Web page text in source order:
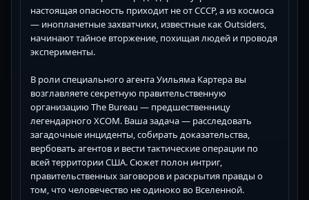
настоящая опасность приходит не от СССР, а из космоса
— инопланетные захватчики, известные как Outsiders,
начинают тайное вторжение, похищая людей и проводя
эксперименты.
В роли специального агента Уильяма Картера вы
возглавляете секретную правительственную
организацию The Bureau — предшественницу
легендарного XCOM. Ваша задача — расследовать
загадочные инциденты, собирать доказательства,
вербовать агентов и вести тактические операции по
всей территории США. Сюжет полон интриг,
правительственных заговоров и раскрытия правды о
том, что человечество не одиноко во Вселенной.